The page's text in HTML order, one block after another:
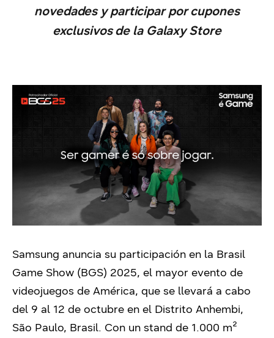
novedades y participar por cupones
exclusivos de la Galaxy Store
Samsung anuncia su participación en la Brasil
Game Show (BGS) 2025, el mayor evento de
videojuegos de América, que se llevará a cabo
del 9 al 12 de octubre en el Distrito Anhembi,
São Paulo, Brasil. Con un stand de 1.000 m²